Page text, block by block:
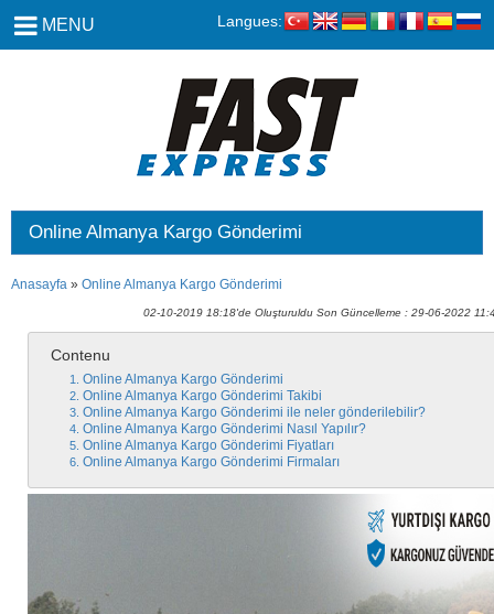
MENU Langues:
Online Almanya Kargo Gönderimi
Anasayfa » Online Almanya Kargo Gönderimi
02-10-2019 18:18'de Oluşturuldu Son Güncelleme : 29-06-2022
Contenu
Online Almanya Kargo Gönderimi
Online Almanya Kargo Gönderimi Takibi
Online Almanya Kargo Gönderimi ile neler gönderilebilir?
Online Almanya Kargo Gönderimi Nasıl Yapılır?
Online Almanya Kargo Gönderimi Fiyatları
Online Almanya Kargo Gönderimi Firmaları